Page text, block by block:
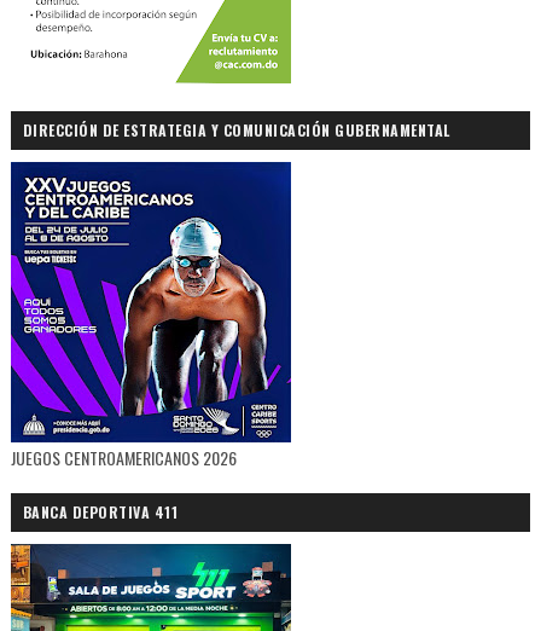
DIRECCIÓN DE ESTRATEGIA Y COMUNICACIÓN GUBERNAMENTAL
JUEGOS CENTROAMERICANOS 2026
BANCA DEPORTIVA 411